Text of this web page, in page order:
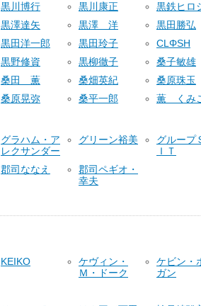
黒川博行 黒川康正
黒鉄ヒロ
黒澤達矢 黒澤 洋
黒田勝弘
黒田洋一郎 黒田玲子
CLΦSH
黒野修資 黒柳徹子
桑子敏雄
桑田 薫 桑畑英紀
桑原珠玉
桑原晃弥 桑平一郎 薫 くみ
グラハム・ア
レクサンダー
グリーン裕美
グループ
ＩＴ
郡司ななえ
郡司ペギオ・
幸夫
KEIKO
ケヴィン・
Ｍ・ドーク
ケビン・
ガン